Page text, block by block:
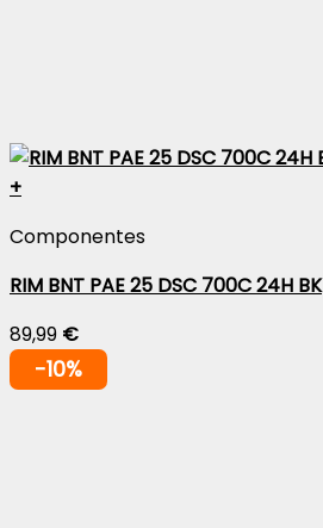
+
Componentes
RIM BNT PAE 25 DSC 700C 24H BK
89,99 €
-10%